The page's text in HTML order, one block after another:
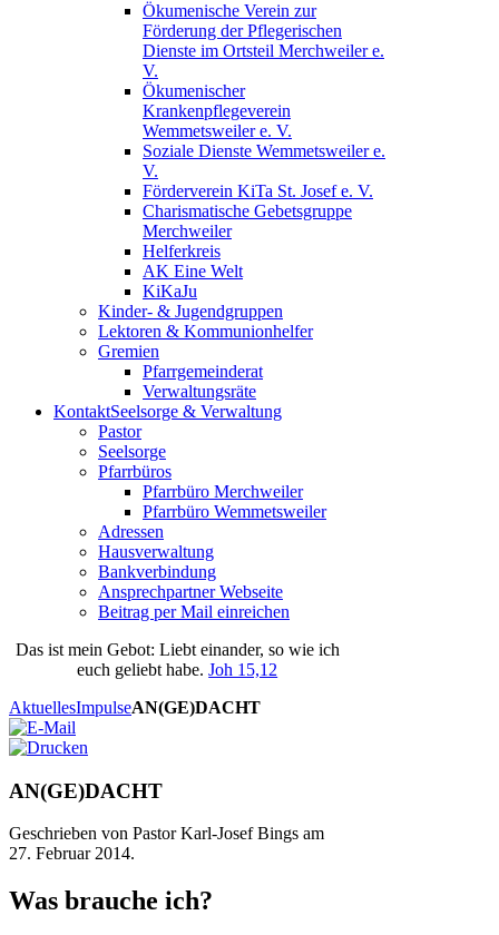
Ökumenische Verein zur
Förderung der Pflegerischen
Dienste im Ortsteil Merchweiler e.
V.
Ökumenischer
Krankenpflegeverein
Wemmetsweiler e. V.
Soziale Dienste Wemmetsweiler e.
V.
Förderverein KiTa St. Josef e. V.
Charismatische Gebetsgruppe
Merchweiler
Helferkreis
AK Eine Welt
KiKaJu
Kinder- & Jugendgruppen
Lektoren & Kommunionhelfer
Gremien
Pfarrgemeinderat
Verwaltungsräte
KontaktSeelsorge & Verwaltung
Pastor
Seelsorge
Pfarrbüros
Pfarrbüro Merchweiler
Pfarrbüro Wemmetsweiler
Adressen
Hausverwaltung
Bankverbindung
Ansprechpartner Webseite
Beitrag per Mail einreichen
Das ist mein Gebot: Liebt einander, so wie ich
euch geliebt habe.Joh 15,12
AktuellesImpulseAN(GE)DACHT
AN(GE)DACHT
Geschrieben von Pastor Karl-Josef Bings am
27. Februar 2014.
Was brauche ich?